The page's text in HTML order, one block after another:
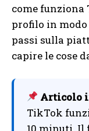
come funziona
profilo in
passi sulla
capire le cose
Articolo
TikTok
10 minuti. Il